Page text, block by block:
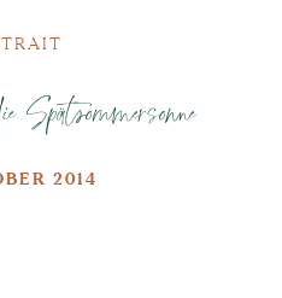
Spätsommersonne
2014